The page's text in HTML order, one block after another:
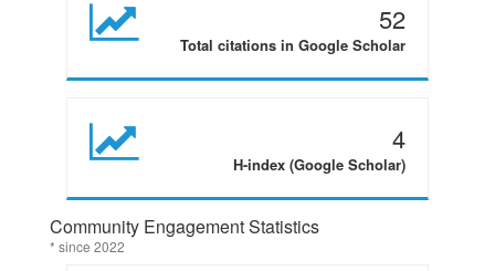
52
Total citations in Google Scholar
4
H-index (Google Scholar)
Community Engagement Statistics
* since 2022